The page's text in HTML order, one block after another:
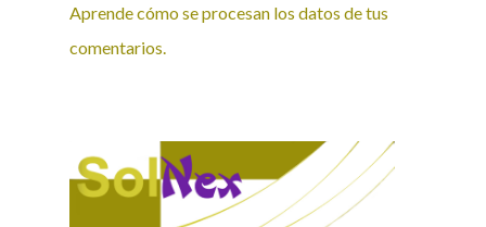
Aprende cómo se procesan los datos de tus
comentarios.